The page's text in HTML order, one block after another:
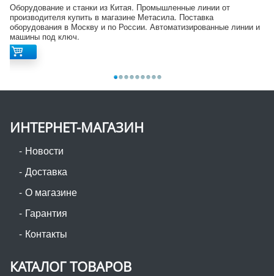
Оборудование и станки из Китая. Промышленные линии от
производителя купить в магазине Метасила. Поставка
оборудования в Москву и по России. Автоматизированные линии и
машины под ключ.
ИНТЕРНЕТ-МАГАЗИН
Новости
Доставка
О магазине
Гарантия
Контакты
КАТАЛОГ ТОВАРОВ